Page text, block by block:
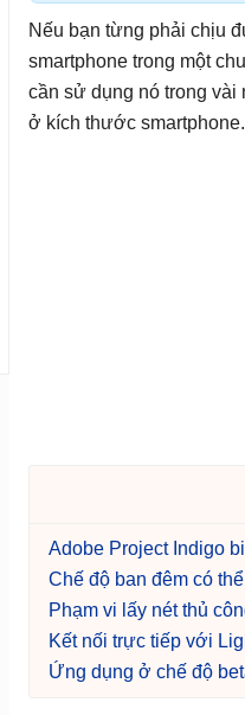
Nếu bạn từng phải chịu
smartphone trong một
cần sử dụng nó trong vài
ở kích thước smartphone.
Adobe Project Indigo
Chế độ ban đêm có
Phạm vi lấy nét thủ
Kết nối trực tiếp với
Ứng dụng ở chế độ